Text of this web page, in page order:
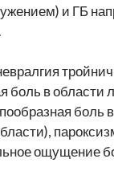
и ГБ
боль в области
боль в
ощущение